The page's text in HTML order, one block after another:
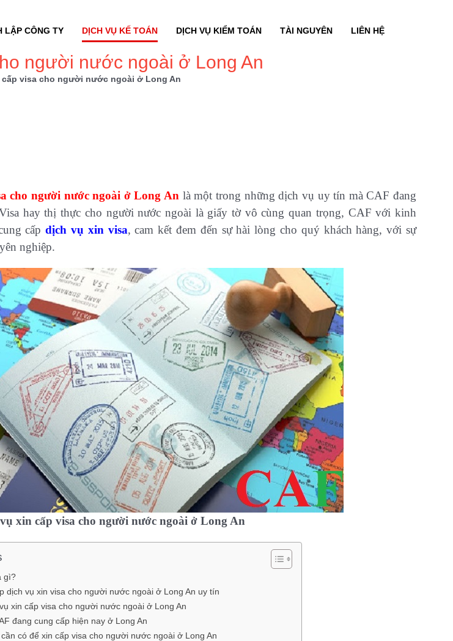
LẬP CÔNG TY DỊCH VỤ KẾ TOÁN DỊCH VỤ KIỂM TOÁN TÀI NGUYÊN LIÊN HỆ
người nước ngoài ở Long An
cấp visa cho người nước ngoài ở Long An
cho người nước ngoài ở Long An là một trong những dịch vụ uy tín mà CAF đang
hay thị thực cho người nước ngoài là giấy tờ vô cùng quan trọng, CAF với kinh
cấpdịch vụ xin visa, cam kết đem đến sự hài lòng cho quý khách hàng, với sự
nghiệp.
xin cấp visa cho người nước ngoài ở Long An
gì?
dịch vụ xin visa cho người nước ngoài ở Long An uy tín
xin cấp visa cho người nước ngoài ở Long An
đang cung cấp hiện nay ở Long An
có để xin cấp visa cho người nước ngoài ở Long An